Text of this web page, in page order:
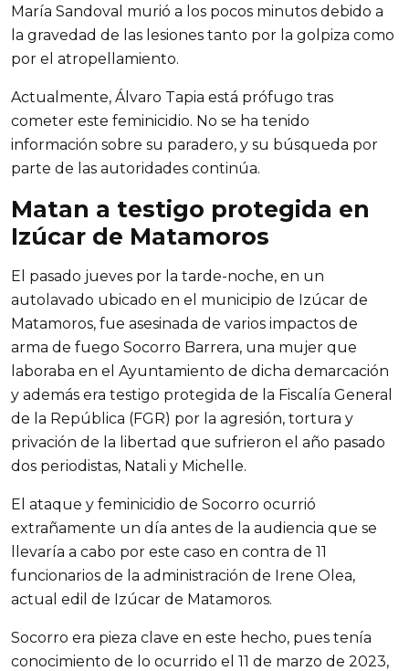
María Sandoval murió a los pocos minutos debido a
la gravedad de las lesiones tanto por la golpiza como
por el atropellamiento.
Actualmente, Álvaro Tapia está prófugo tras
cometer este feminicidio. No se ha tenido
información sobre su paradero, y su búsqueda por
parte de las autoridades continúa.
Matan a testigo protegida en
Izúcar de Matamoros
El pasado jueves por la tarde-noche, en un
autolavado ubicado en el municipio de Izúcar de
Matamoros, fue asesinada de varios impactos de
arma de fuego Socorro Barrera, una mujer que
laboraba en el Ayuntamiento de dicha demarcación
y además era testigo protegida de la Fiscalía General
de la República (FGR) por la agresión, tortura y
privación de la libertad que sufrieron el año pasado
dos periodistas, Natali y Michelle.
El ataque y feminicidio de Socorro ocurrió
extrañamente un día antes de la audiencia que se
llevaría a cabo por este caso en contra de 11
funcionarios de la administración de Irene Olea,
actual edil de Izúcar de Matamoros.
Socorro era pieza clave en este hecho, pues tenía
conocimiento de lo ocurrido el 11 de marzo de 2023,